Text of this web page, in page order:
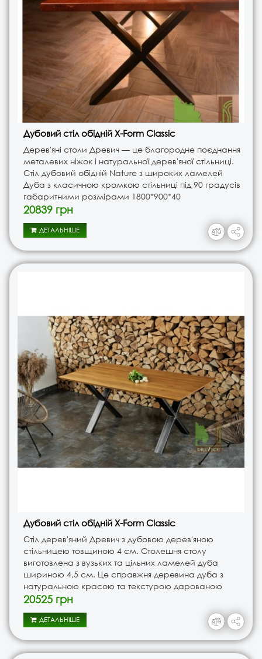
Дубовий стіл обідній X-Form Classic
Дерев'яні столи Древич — це благородне поєднання
металевих ніжок і натуральної дерев'яної стільниці.
Стіл дубовий обідній Nature з широких ламелей
Дуба з класичною кромкою стільниці під 90 градусів
габаритними розмірами 1800*900*40
пофарбований в колір BN-333 з металевими
20839 грн
ДЕТАЛЬНІШЕ
Дубовий стіл обідній X-Form Classic
Стіл дерев'яний Древич з дубовою дерев'яною
стільницею товщиною 4 см. Столешня столу
виготовлена з вузьких та цільних ламелей дуба
шириною 4,5 см. Це справжня деревина дуба з
натуральною красою та текстурою дарованою
природою.Опора столу виготовлена з міцного
20525 грн
ДЕТАЛЬНІШЕ